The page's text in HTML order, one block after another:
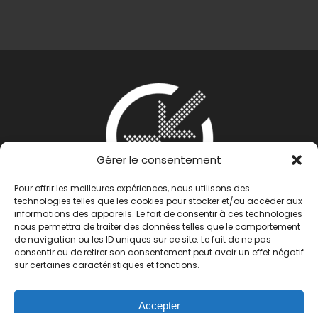
Gérer le consentement
Pour offrir les meilleures expériences, nous utilisons des
technologies telles que les cookies pour stocker et/ou accéder aux
informations des appareils. Le fait de consentir à ces technologies
nous permettra de traiter des données telles que le comportement
de navigation ou les ID uniques sur ce site. Le fait de ne pas
consentir ou de retirer son consentement peut avoir un effet négatif
sur certaines caractéristiques et fonctions.
Accepter